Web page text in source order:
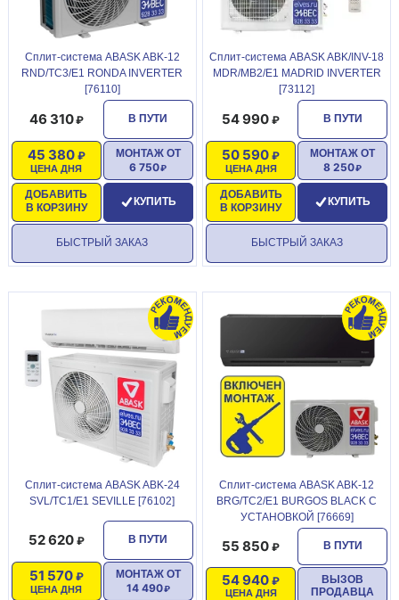
Сплит-система ABASK ABK-12
RND/TC3/E1 RONDA INVERTER
[76110]
В ПУТИ
46 310
ЦЕНА ДНЯ
45 380
ДОБАВИТЬ
В КОРЗИНУ
МОНТАЖ ОТ
6 750
КУПИТЬ
БЫСТРЫЙ ЗАКАЗ
Сплит-система ABASK ABK/INV-18
MDR/MB2/E1 MADRID INVERTER
[73112]
В ПУТИ
54 990
ЦЕНА ДНЯ
50 590
ДОБАВИТЬ
В КОРЗИНУ
МОНТАЖ ОТ
8 250
КУПИТЬ
БЫСТРЫЙ ЗАКАЗ
Сплит-система ABASK ABK-24
SVL/TC1/E1 SEVILLE [76102]
В ПУТИ
52 620
ЦЕНА ДНЯ
51 570 МОНТАЖ ОТ
14 490
Сплит-система ABASK ABK-12
BRG/TC2/E1 BURGOS BLACK С
УСТАНОВКОЙ [76669]
В ПУТИ
55 850
ЦЕНА ДНЯ
54 940
ВЫЗОВ
ПРОДАВЦА